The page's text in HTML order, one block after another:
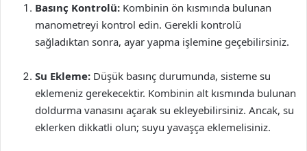
Basınç Kontrolü: Kombinin ön kısmında bulunan
manometreyi kontrol edin. Gerekli kontrolü
sağladıktan sonra, ayar yapma işlemine geçebilirsiniz.
Su Ekleme: Düşük basınç durumunda, sisteme su
eklemeniz gerekecektir. Kombinin alt kısmında bulunan
doldurma vanasını açarak su ekleyebilirsiniz. Ancak, su
eklerken dikkatli olun; suyu yavaşça eklemelisiniz.